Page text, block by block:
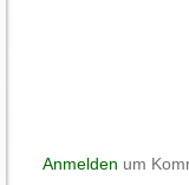
Anmelden um